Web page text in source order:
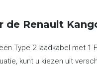
de Renault
Type 2 laadkabel met
kunt u kiezen uit